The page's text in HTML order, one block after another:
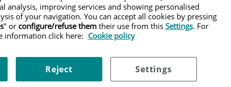
analysis, improving services and showing personalised
of your navigation. You can accept all cookies by pressing
" or configure/refuse themtheir use from this Settings. For
information click here: Cookie policy
Settings
Reject